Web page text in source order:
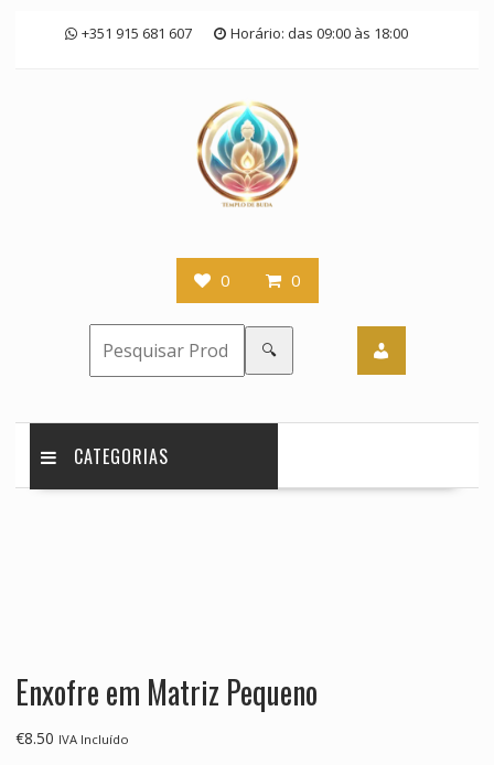
+351 915 681 607 Horário: das 09:00 às 18:00
0 0
🔍
CATEGORIAS
Enxofre em Matriz Pequeno
€8.50 IVA Incluído